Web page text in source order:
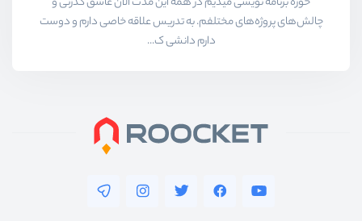
چالش‌های پروژه‌های مختلفم. به تدریس علاقه خاصی دارم و دوست
دارم دانشی ک...